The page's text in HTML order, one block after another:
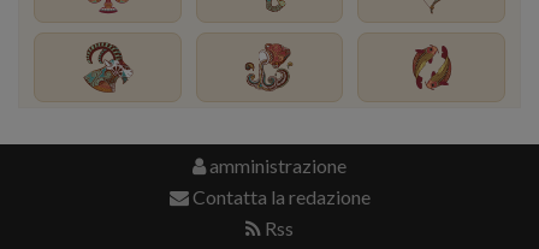
amministrazione
Contatta la redazione
Rss